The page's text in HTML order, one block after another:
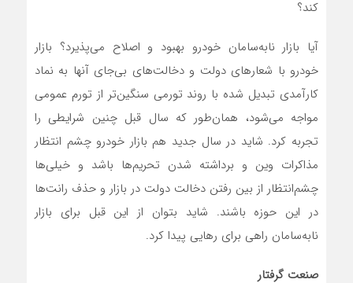
کند؟
آیا بازار نابه‌سامان خودرو بهبود و اصلاح می‌پذیرد؟ بازار
خودرو با شعارهای دولت و دخالت‌های بی‌جای آنها به نماد
کارآمدی تبدیل شده با روند تورمی سنگین‌تر از تورم عمومی
مواجه می‌شود، همان‌طور که سال قبل چنین شرایطی را
تجربه کرد. شاید در سال جدید هم بازار خودرو چشم انتظار
مذاکرات وین و برداشته شدن تحریم‌ها باشد و خیلی‌ها
چشم‌انتظار از بین رفتن دخالت دولت در بازار و حذف رانت‌ها
در این حوزه باشند. شاید بتوان از این قبل برای بازار
نابه‌سامان راهی برای رهایی پیدا کرد.
صنعت گرفتار